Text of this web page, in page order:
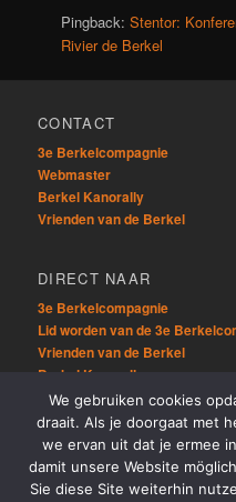
Pingback:Stentor:
Rivier de Berkel
CONTACT
3e Berkelcompagnie
Webmaster
Berkel Kanorally
Vrienden van de Berkel
DIRECT NAAR
3e Berkelcompagnie
Lid worden van de 3e
Vrienden van de Berkel
Berkel Kanorally
OVERIG
Sitemap
Links
We gebruiken cookies
draait. Als je doorgaat met
we ervan uit dat je ermee
damit unsere Website
Sie diese Site weiterhin